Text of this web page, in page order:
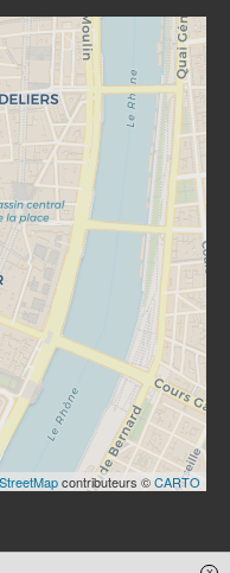
contributeurs ©CARTO